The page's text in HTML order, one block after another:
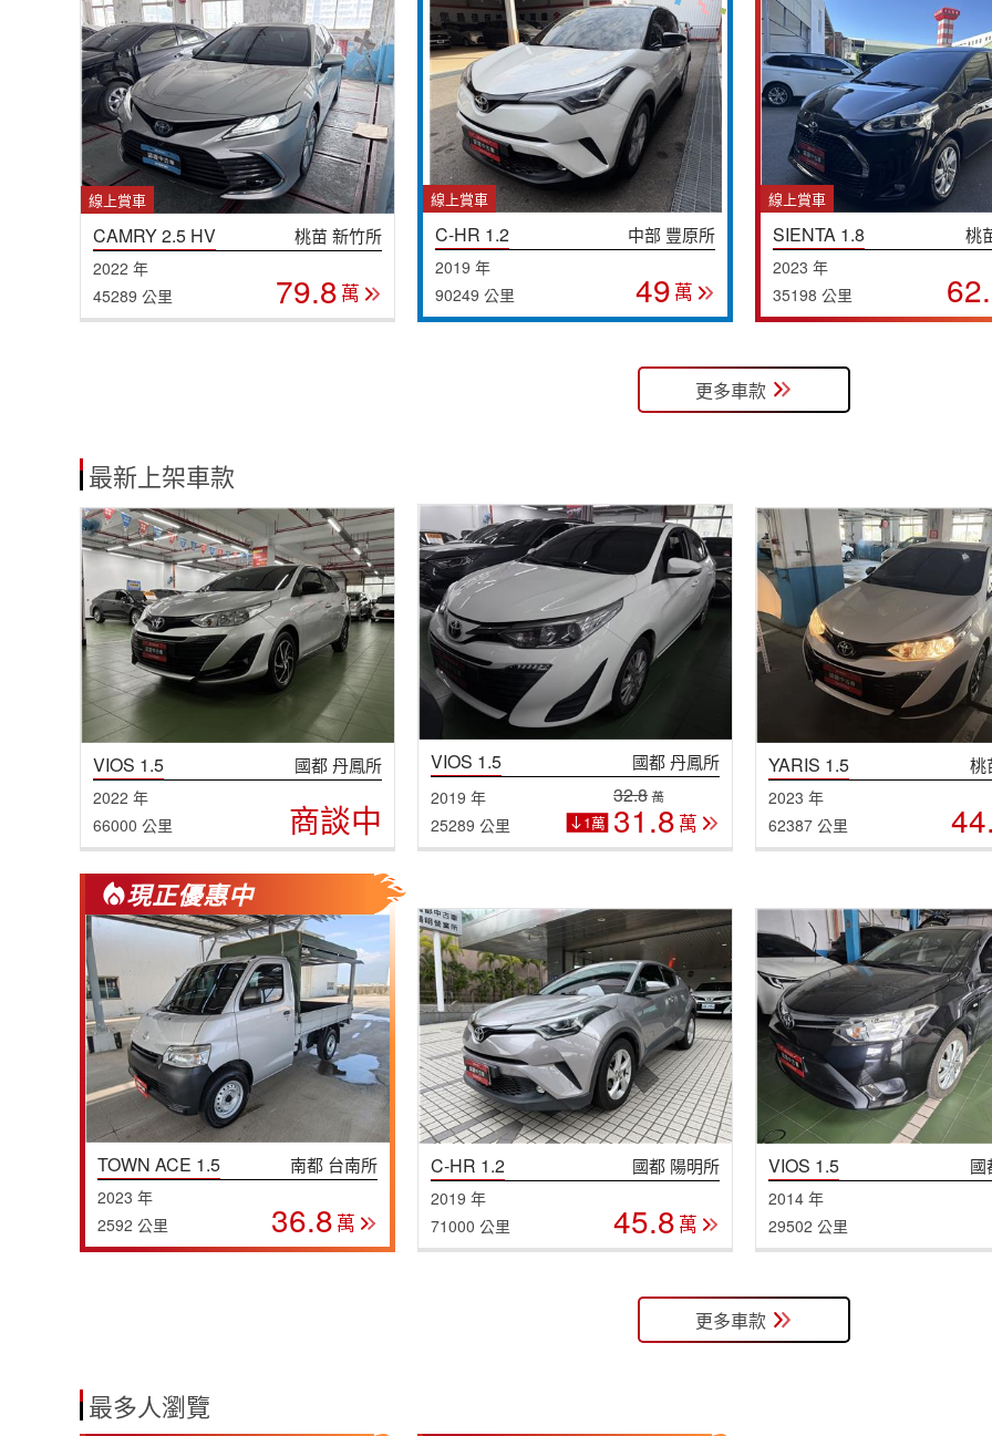
線上賞車
CAMRY 2.5 HV 桃苗 新竹所
2022 年
45289 公里
79.8 萬
線上賞車
C-HR 1.2 中部 豐原所
2019 年
90249 公里
49 萬
線上賞車
SIENTA 1.8 桃
2023 年
35198 公里
更多車款
最新上架車款
VIOS 1.5 國都 丹鳳所
2022 年
66000 公里
商談中
VIOS 1.5 國都 丹鳳所
2019 年
25289 公里
1萬
32.8 萬
31.8 萬
YARIS 1.5 桃
2023 年
62387 公里
現正優惠中
TOWN ACE 1.5 南都 台南所
2023 年
2592 公里
36.8 萬
C-HR 1.2 國都 陽明所
2019 年
71000 公里
45.8 萬
VIOS 1.5 國
2014 年
29502 公里
更多車款
最多人瀏覽